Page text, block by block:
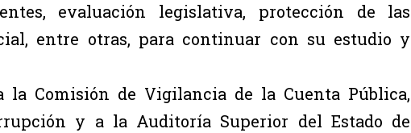
evaluación legislativa, protección de las
entre otras, para continuar con su estudio y
la Comisión de Vigilancia de la Cuenta Pública,
y a la Auditoría Superior del Estado de